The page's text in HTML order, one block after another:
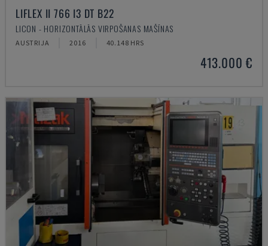
LIFLEX II 766 I3 DT B22
LICON - HORIZONTĀLĀS VIRPOŠANAS MAŠĪNAS
AUSTRIJA 2016 40.148 HRS
413.000 €